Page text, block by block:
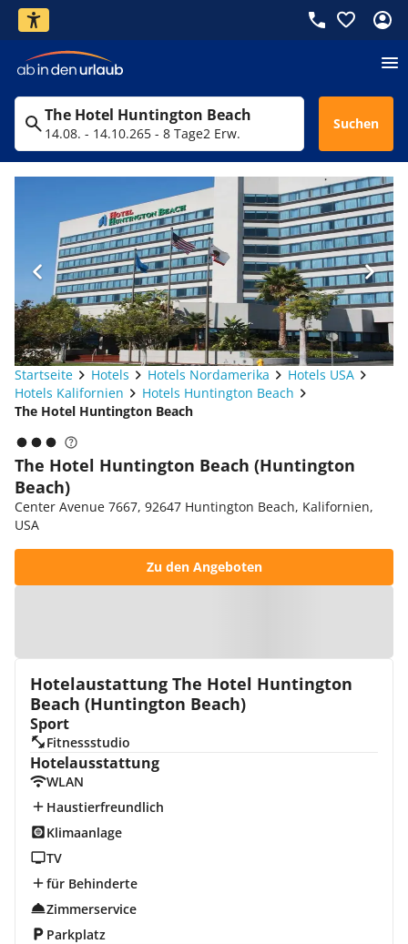
The Hotel Huntington Beach
14.08. - 14.10.265 - 8 Tage2 Erw.
Suchen
Startseite Hotels Hotels Nordamerika
Hotels USA
Hotels Kalifornien
Hotels Huntington Beach
The Hotel Huntington Beach
The Hotel Huntington Beach (Huntington
Beach)
Center Avenue 7667, 92647 Huntington Beach, Kalifornien,
USA
Zu den Angeboten
Hotelaustattung The Hotel Huntington
Beach (Huntington Beach)
Sport
Fitnessstudio
Hotelausstattung
WLAN
Haustierfreundlich
Klimaanlage
TV
für Behinderte
Zimmerservice
Parkplatz